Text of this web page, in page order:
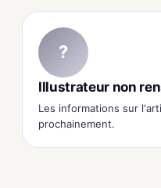
?
Illustrateur non
Les informations sur
prochainement.